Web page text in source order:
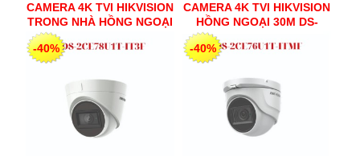
CAMERA 4K TVI HIKVISION
TRONG NHÀ HỒNG NGOẠI
60M DS-2CE78U1T-IT3F
-40%
CAMERA 4K TVI HIKVISION
HỒNG NGOẠI 30M DS-
2CE76U1T-ITMF
-40%